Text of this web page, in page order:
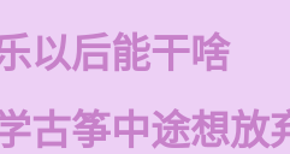
以后能干啥
古筝中途想放